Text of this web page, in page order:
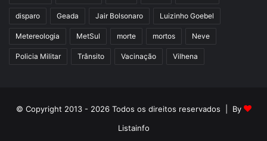
disparo Geada Jair Bolsonaro Luizinho Goebel
Metereologia MetSul morte mortos Neve
Policia Militar Trânsito Vacinação Vilhena
© Copyright 2013 - 2026 Todos os direitos reservados | By
Listainfo